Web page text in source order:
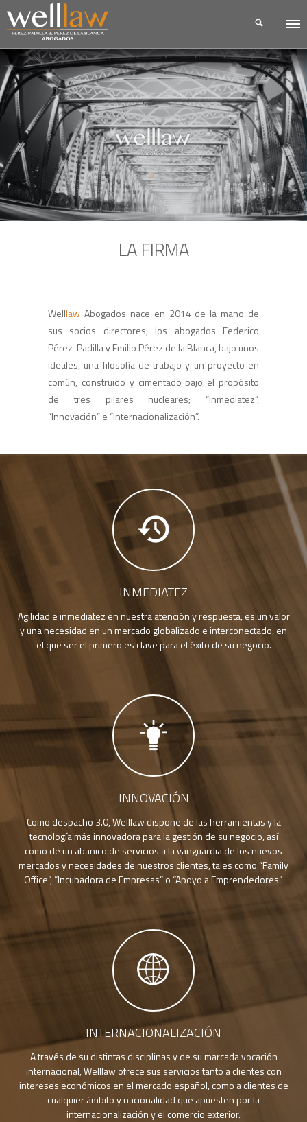
LA FIRMA
Welllaw Abogados nace en 2014 de la mano de
sus socios directores, los abogados Federico
Pérez-Padilla y Emilio Pérez de la Blanca, bajo unos
ideales, una filosofía de trabajo y un proyecto en
común, construido y cimentado bajo el propósito
de tres pilares nucleares; “Inmediatez”,
“Innovación” e “Internacionalización”.
INMEDIATEZ
Agilidad e inmediatez en nuestra atención y respuesta, es un valor
y una necesidad en un mercado globalizado e interconectado, en
el que ser el primero es clave para el éxito de su negocio.
INNOVACIÓN
Como despacho 3.0, Welllaw dispone de las herramientas y la
tecnología más innovadora para la gestión de su negocio, así
como de un abanico de servicios a la vanguardia de los nuevos
mercados y necesidades de nuestros clientes, tales como “Family
Office”, “Incubadora de Empresas” o “Apoyo a Emprendedores”.
INTERNACIONALIZACIÓN
A través de su distintas disciplinas y de su marcada vocación
internacional, Welllaw ofrece sus servicios tanto a clientes con
intereses económicos en el mercado español, como a clientes de
cualquier ámbito y nacionalidad que apuesten por la
internacionalización y el comercio exterior.